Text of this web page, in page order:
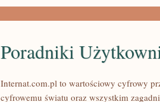
Poradniki
Internat.com.pl to wartościowy cyfrowy
cyfrowemu światu oraz wszystkim